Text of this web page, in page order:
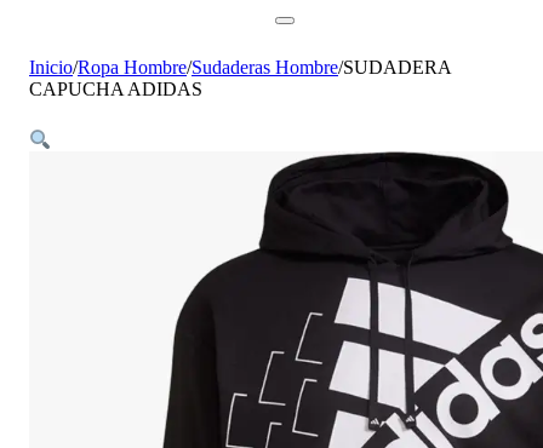
Inicio/Ropa Hombre/Sudaderas Hombre/SUDADERA
CAPUCHA ADIDAS